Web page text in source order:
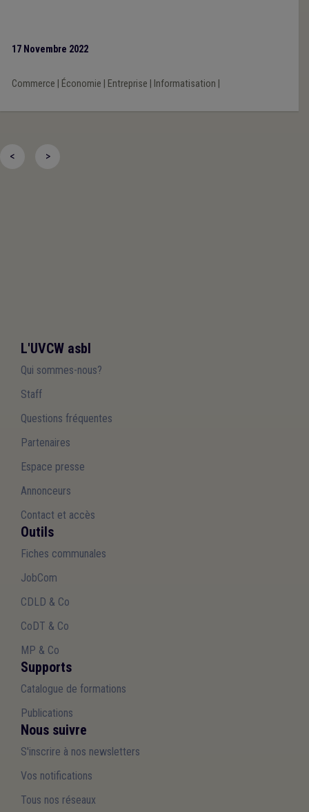
17 Novembre 2022
Commerce Économie Entreprise Informatisation
< >
L'UVCW asbl
Qui sommes-nous?
Staff
Questions fréquentes
Partenaires
Espace presse
Annonceurs
Contact et accès
Outils
Fiches communales
JobCom
CDLD & Co
CoDT & Co
MP & Co
Supports
Catalogue de formations
Publications
Nous suivre
S'inscrire à nos newsletters
Vos notifications
Tous nos réseaux